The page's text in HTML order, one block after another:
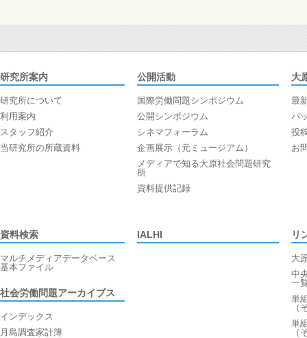
研究所案内
研究所について
利用案内
スタッフ紹介
当研究所の所蔵資料
公開活動
国際労働問題シンポジウム
公開シンポジウム
シネマフォーラム
企画展示（元ミュージアム）
メディアで知る大原社会問題研究
所
資料提供記録
大
最
バ
投
お
資料検索
マルチメディアデータベース
基本ファイル
社会労働問題アーカイブス
インデックス
月島調査家計簿
IALHI リ
大
中
一
単
（
単
（